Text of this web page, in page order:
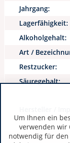
Jahrgang:
Lagerfähigkeit:
Alkoholgehalt:
Art /
Restzucker:
Säuregehalt:
Um Ihnen ein
verwenden wir
notwendig für